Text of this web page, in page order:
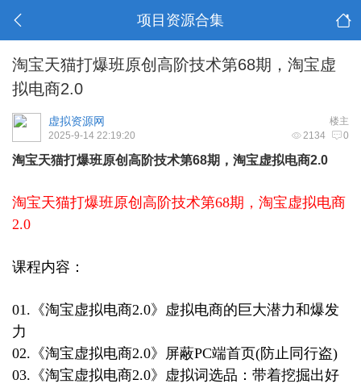
项目资源合集
淘宝天猫打爆班原创高阶技术第68期，淘宝虚
拟电商2.0
楼主
虚拟资源网
2134 0
2025-9-14 22:19:20
淘宝天猫打爆班原创高阶技术第68期，淘宝虚拟电商2.0
淘宝天猫打爆班原创高阶技术第68期，淘宝虚拟电商
2.0
课程内容：
01.《淘宝虚拟电商2.0》虚拟电商的巨大潜力和爆发
力
02.《淘宝虚拟电商2.0》屏蔽PC端首页(防止同行盗)
03.《淘宝虚拟电商2.0》虚拟词选品：带着挖掘出好